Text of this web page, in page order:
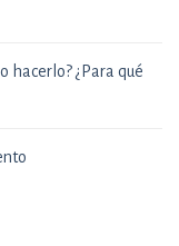
hacerlo? ¿Para qué